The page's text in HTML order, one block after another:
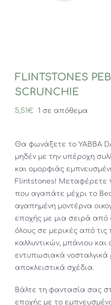
FLINTSTONES
SCRUNCHIE
5,51€ 1 σε απόθεμα
Θα φωνάξετε το YABBA
μηδέν με την υπέροχη
και ομορφιάς
Flintstones! Μεταφέρετε
που αγαπάτε μέχρι το
αγαπημένη μοντέρνα
εποχής με μια σειρά από
όλους σε μερικές από τις
καλλυντικών, μπάνιου
εντυπωσιακά
αποκλειστικά σχέδια.
Βάλτε τη φαντασία σας
εποχής με το